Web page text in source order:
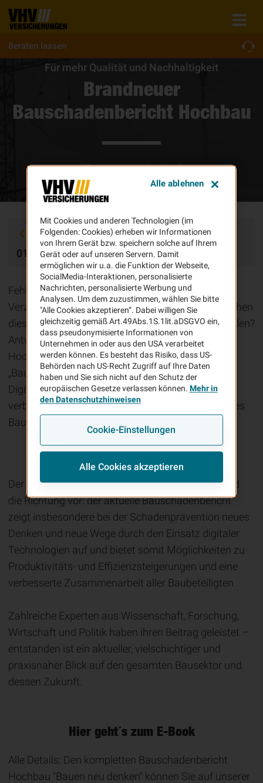
Beraten lassen
Für mehr Qualität und Nachhaltigkeit
Brandneuer
Bauschadenbericht Hochbau
"Bauen neu denken"
Zurück
01.10.2024
Fehler und Schäden führen immer wieder zu
Verzögerungen bei Bauvorhaben. Doch wie entstehen
diese Schäden und wie können sie verhindert werden?
Antworten liefert der VHV-Bauschadenbericht
Hochbau 2​023/24.​ Der fünfte Band zum Thema
„Bauen neu denken“ zeigt auf, wie durch
Digitalisierung, Qualifikation von Fachkräften,
verbesserte Kommunikation und klimaangepasstes
Bauen Schäden vermieden werden können.
"Bauen neu denken"
Der Titel "Bauen neu denken" gibt zukunftsweisend
die Richtung vor: der aktuelle Bauschadenbericht
zeigt insbesondere bei der Schadenprävention neues
Denken und neue Wege durch den Einsatz digitaler
Technologien auf und bietet somit Möglichkeiten zu
Produktivitäts- und Effizienzsteigerungen und eine
verbesserte Zusammenarbeit aller Baubeteiligten.
Zahlreiche Experten aus Wissenschaft, Forschung,
Wirtschaft und Politik haben ihren Beitrag geleistet –
entstanden ist ein aktueller, vielschichtiger und
praxisnaher Blick auf den gesamten Bausektor und
dessen Zukunft.
Hier geht´s zum E-Book
Alle Details: Den kompletten Bauschadenbericht
Hochbau "Bauen neu denken" können Sie auf unserer
Mit Cookies und anderen Technologien (im
Folgenden: Cookies) erheben wir Informationen
von Ihrem Gerät bzw. speichern solche auf Ihrem
Gerät oder auf unseren Servern. Damit
ermöglichen wir u.a. die Funktion der Webseite,
SocialMedia-Interaktionen, personalisierte
Nachrichten, personalisierte Werbung und
Analysen. Um dem zuzustimmen, wählen Sie bitte
"Alle Cookies akzeptieren“. Dabei willigen Sie
gleichzeitig gemäß Art.49Abs.1S.1lit.aDSGVO ein,
dass pseudonymisierte Informationen von
Unternehmen in oder aus den USA verarbeitet
werden können. Es besteht das Risiko, dass US-
Behörden nach US-Recht Zugriff auf Ihre Daten
haben und Sie sich nicht auf den Schutz der
europäischen Gesetze verlassen können. Mehr in
den Datenschutzhinweisen
Cookie-Einstellungen
Alle Cookies akzeptieren
Alle ablehnen